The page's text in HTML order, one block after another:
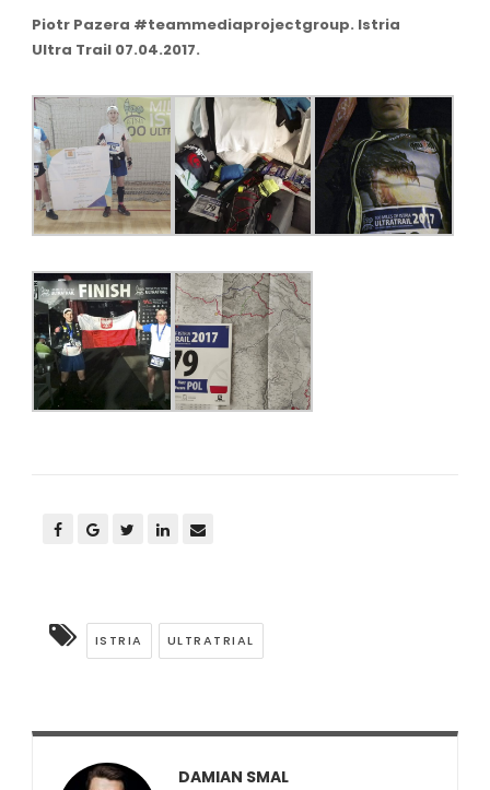
Piotr Pazera #teammediaprojectgroup. Istria
Ultra Trail 07.04.2017.
ISTRIA ULTRATRIAL
DAMIAN SMAL